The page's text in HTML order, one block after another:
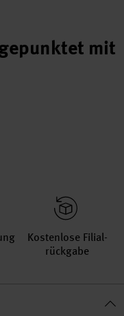
mit
Kosten­lose Filial­
rückgabe